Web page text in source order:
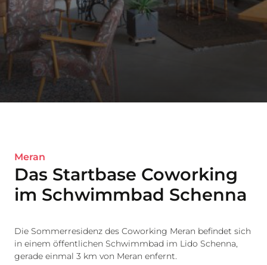
Meran
Das Startbase Coworking
im Schwimmbad Schenna
Die Sommerresidenz des Coworking Meran befindet sich
in einem öffentlichen Schwimmbad im Lido Schenna,
gerade einmal 3 km von Meran enfernt.